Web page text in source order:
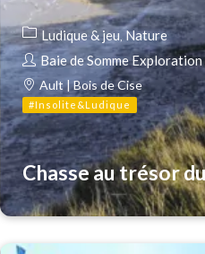
Ludique & jeu Nature
Baie de Somme Exploration
Ault | Bois de Cise
#Insolite&Ludique
Chasse au trésor